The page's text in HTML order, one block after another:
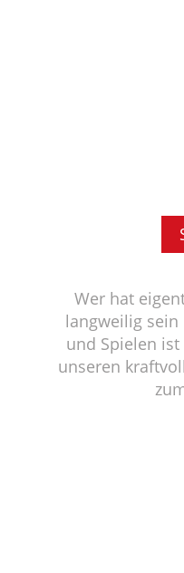
Wer hat
langweilig sein
und Spielen
unseren